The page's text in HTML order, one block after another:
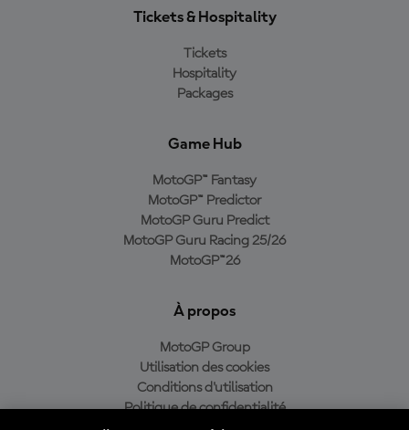
Tickets & Hospitality
Tickets
Hospitality
Packages
Game Hub
MotoGP™ Fantasy
MotoGP™ Predictor
MotoGP Guru Predict
MotoGP Guru Racing 25/26
MotoGP™26
À propos
MotoGP Group
Utilisation des cookies
Conditions d'utilisation
Politique de confidentialité